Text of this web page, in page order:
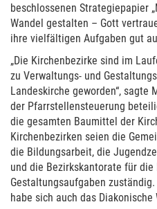
beschlossenen Strategiepapier
Wandel gestalten – Gott
ihre vielfältigen Aufgaben gut
„Die Kirchenbezirke sind im
zu Verwaltungs- und
Landeskirche geworden“, sagte
der Pfarrstellensteuerung
die gesamten Baumittel der
Kirchenbezirken seien die
die Bildungsarbeit, die
und die Bezirkskantorate für
Gestaltungsaufgaben
habe sich auch das